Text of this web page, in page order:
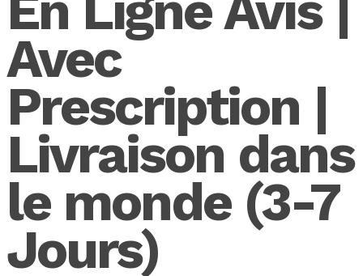
Avec
Prescription |
Livraison dans
le monde (3-7
Jours)